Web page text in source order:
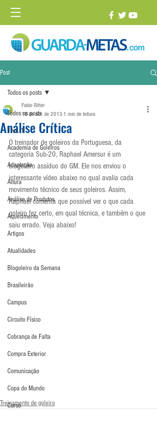
Post
Todos os posts
1 vs. 1
Academia de Goleiros
Adaptação
Altura
Análise de Produtos
Aquecimento
Artigos
Atualidades
Blogoleiro da Semana
Brasileirão
Campus
Circuito Físico
Cobrança de Falta
Compra Exterior
Comunicação
Copa do Mundo
Curso
Todos os posts
Análise Crítica
Fabio Ritter
16 de abr. de 2013 1 min de leitura
O treinador de goleiros da Portuguesa, da
categoria Sub-20, Raphael Amersur é um
blogoleiro assíduo do GM. Ele nos enviou o
interessante vídeo abaixo no qual avalia cada
movimento técnico de seus goleiros. Assim,
Raphael comenta que possível ver o que cada
goleiro fez certo, em qual técnica, e também o que
saiu errado. Veja abaixo!
Treinamento de goleiro